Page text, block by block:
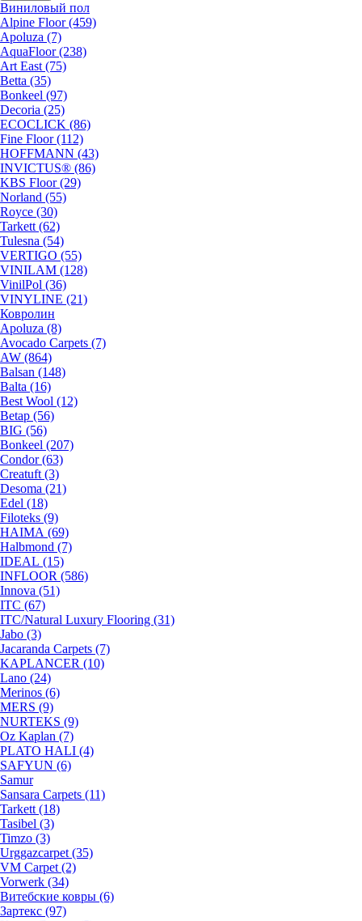
Виниловый пол
Alpine Floor (459)
Apoluza (7)
AquaFloor (238)
Art East (75)
Betta (35)
Bonkeel (97)
Decoria (25)
ECOCLICK (86)
Fine Floor (112)
HOFFMANN (43)
INVICTUS® (86)
KBS Floor (29)
Norland (55)
Royce (30)
Tarkett (62)
Tulesna (54)
VERTIGO (55)
VINILAM (128)
VinilPol (36)
VINYLINE (21)
Ковролин
Apoluza (8)
Avocado Carpets (7)
AW (864)
Balsan (148)
Balta (16)
Best Wool (12)
Betap (56)
BIG (56)
Bonkeel (207)
Condor (63)
Creatuft (3)
Desoma (21)
Edel (18)
Filoteks (9)
HAIMA (69)
Halbmond (7)
IDEAL (15)
INFLOOR (586)
Innova (51)
ITC (67)
ITC/Natural Luxury Flooring (31)
Jabo (3)
Jacaranda Carpets (7)
KAPLANCER (10)
Lano (24)
Merinos (6)
MERS (9)
NURTEKS (9)
Oz Kaplan (7)
PLATO HALI (4)
SAFYUN (6)
Samur
Sansara Carpets (11)
Tarkett (18)
Tasibel (3)
Timzo (3)
Urggazcarpet (35)
VM Carpet (2)
Vorwerk (34)
Витебские ковры (6)
Зартекс (97)